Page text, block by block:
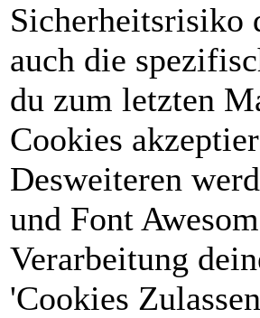
Sicherheitsrisiko
auch die
du zum letzten
Cookies
Desweiteren
und Font
Verarbeitung
'Cookies